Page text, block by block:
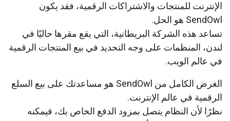
الإنترنت للمنتجات والاشتراكات الرقمية، فقد يكون
SendOwl هو الحل.
تساعد هذه الشركة البريطانية، التي يقع مقرها حاليًا في
لندن، المنظمات على وجه التحديد في بيع المنتجات الرقمية
في عالم الويب.
الغرض الكامل من SendOwl هو مساعدتك على بيع السلع
الرقمية في عالم الإنترنت.
نظرًا لأن النظام يتصل بمزود الدفع الخاص بك، فيمكنه